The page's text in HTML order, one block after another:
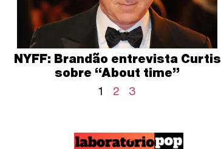
NYFF: Brandão entrevista Curtis
sobre “About time”
1 2 3